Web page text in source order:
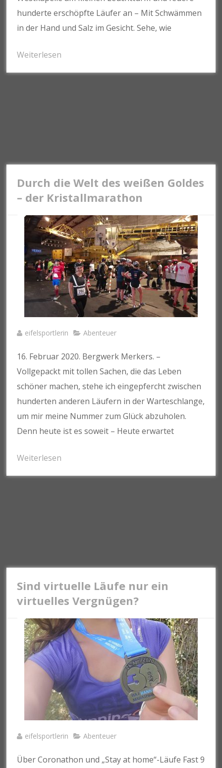
hunderte erschöpfte Läufer an – Mit Schwämmen
in der Hand und Salz im Gesicht. Sehe, wie
Weiterlesen
Durch die Welt des weißen Goldes
– der Kristallmarathon
eifelsportlerin Abenteuer
16. Februar 2020. Bergwerk Merkers. –
Vollgepackt mit tollen Sachen, die das Leben
schöner machen, stehe ich eingepfercht zwischen
hunderten anderen Läufern in der Warteschlange,
um mir meine Nummer zum Glück abzuholen.
Denn heute ist es soweit – Heute erwartet
Weiterlesen
Sind virtuelle Läufe nur ein
virtuelles Vergnügen?
eifelsportlerin Abenteuer
Über Coronathon und „Stay at home“-Läufe Fast 9